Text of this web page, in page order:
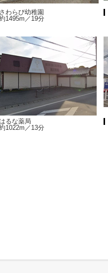
さわらび幼稚園
1495m／19分
はるな薬局
1022m／13分